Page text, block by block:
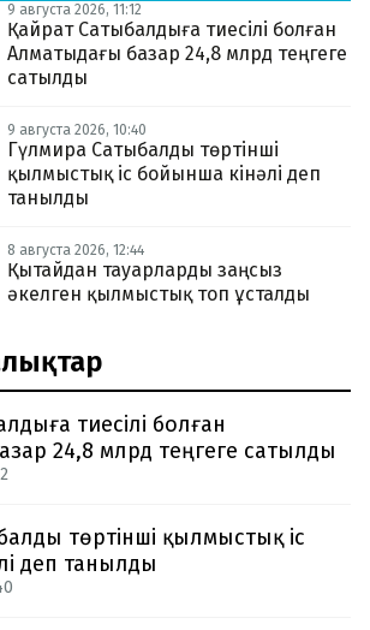
9 августа 2026, 11:12
Қайрат Сатыбалдыға тиесілі болған
Алматыдағы базар 24,8 млрд теңгеге
сатылды
9 августа 2026, 10:40
Гүлмира Сатыбалды төртінші
қылмыстық іс бойынша кінәлі деп
танылды
8 августа 2026, 12:44
Қытайдан тауарларды заңсыз
әкелген қылмыстық топ ұсталды
тиесілі болған
24,8 млрд теңгеге сатылды
төртінші қылмыстық іс
деп танылды